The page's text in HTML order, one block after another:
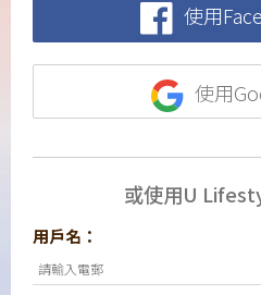
使用
使用
或使用U
用戶名：